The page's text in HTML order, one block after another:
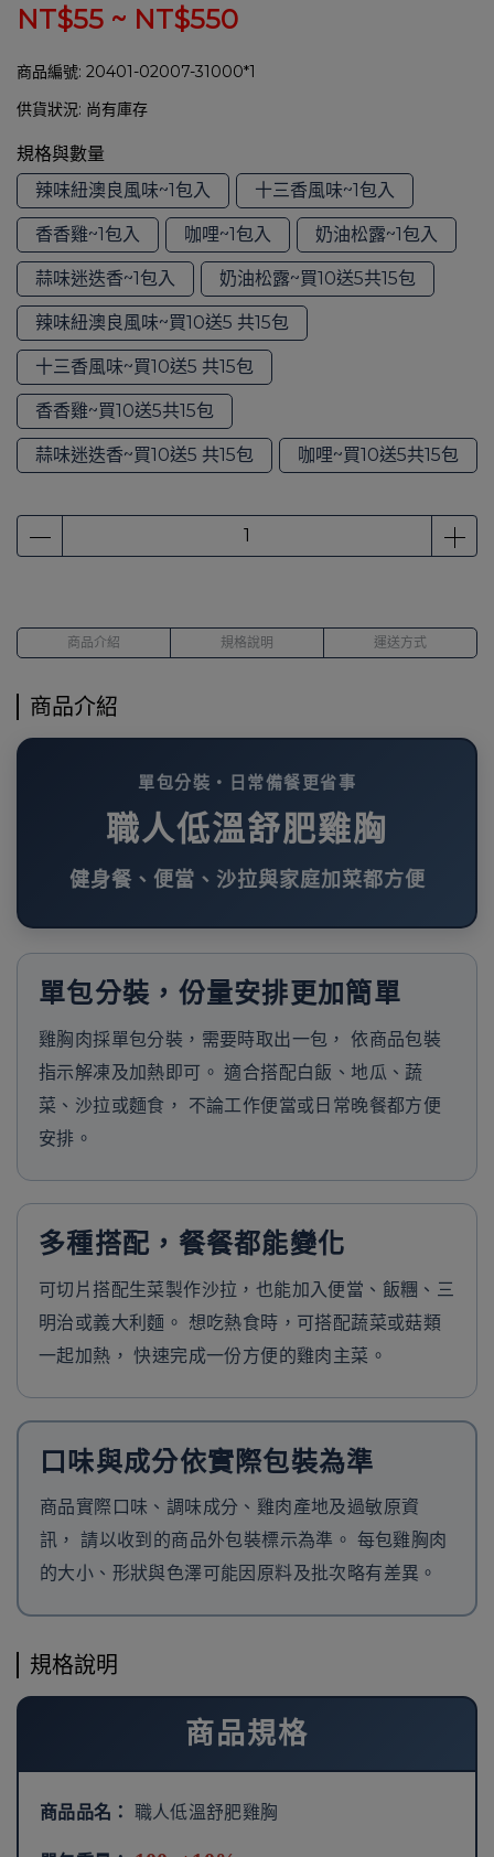
NT$55 ~ NT$550
商品編號: 20401-02007-31000*1
供貨狀況: 尚有庫存
規格與數量
辣味紐澳良風味~1包入
十三香風味~1包入
香香雞~1包入 咖哩~1包入 奶油松露~1包入
蒜味迷迭香~1包入 奶油松露~買10送5共15包
辣味紐澳良風味~買10送5 共15包
十三香風味~買10送5 共15包
香香雞~買10送5共15包
蒜味迷迭香~買10送5 共15包 咖哩~買10送5共15包
商品介紹 規格說明 運送方式
商品介紹
單包分裝・日常備餐更省事
職人低溫舒肥雞胸
健身餐、便當、沙拉與家庭加菜都方便
單包分裝，份量安排更加簡單
雞胸肉採單包分裝，需要時取出一包， 依商品包裝
指示解凍及加熱即可。 適合搭配白飯、地瓜、蔬
菜、沙拉或麵食， 不論工作便當或日常晚餐都方便
安排。
多種搭配，餐餐都能變化
可切片搭配生菜製作沙拉，也能加入便當、飯糰、三
明治或義大利麵。 想吃熱食時，可搭配蔬菜或菇類
一起加熱， 快速完成一份方便的雞肉主菜。
口味與成分依實際包裝為準
商品實際口味、調味成分、雞肉產地及過敏原資
訊， 請以收到的商品外包裝標示為準。 每包雞胸肉
的大小、形狀與色澤可能因原料及批次略有差異。
規格說明
商品規格
商品品名： 職人低溫舒肥雞胸